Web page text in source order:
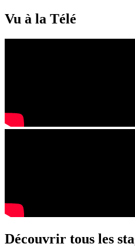
Vu à la Télé
Découvrir tous les